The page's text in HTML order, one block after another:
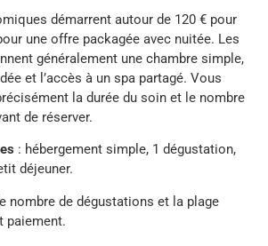
démarrent autour de 120 € pour
une offre packagée avec nuitée. Les
généralement une chambre simple,
et l’accès à un spa partagé. Vous
la durée du soin et le nombre
de réserver.
: hébergement simple, 1 dégustation,
déjeuner.
nombre de dégustations et la plage
paiement.